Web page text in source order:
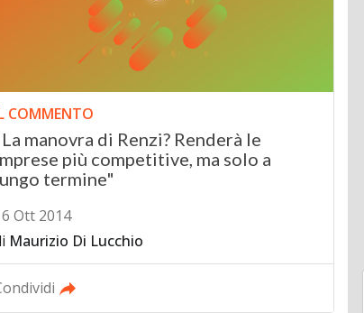
COMMENTO
manovra di Renzi? Renderà le
più competitive, ma solo a
termine"
Ott 2014
Maurizio Di Lucchio